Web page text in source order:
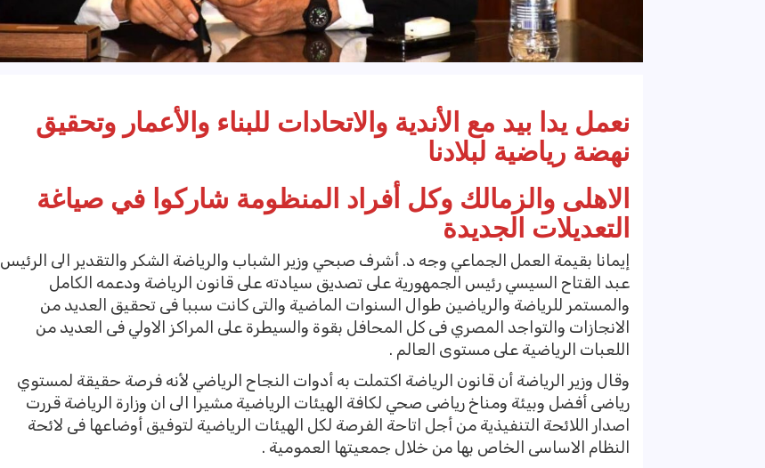
نعمل يدا بيد مع الأندية والاتحادات للبناء والأعمار وتحقيق
نهضة رياضية لبلادنا
الاهلى والزمالك وكل أفراد المنظومة شاركوا في صياغة
التعديلات الجديدة
إيمانا بقيمة العمل الجماعي وجه د. أشرف صبحي وزير الشباب والرياضة الشكر والتقدير الى الرئيس
عبد القتاح السيسي رئيس الجمهورية على تصديق سيادته على قانون الرياضة ودعمه الكامل
والمستمر للرياضة والرياضين طوال السنوات الماضية والتى كانت سببا فى تحقيق العديد من
الانجازات والتواجد المصري فى كل المحافل بقوة والسيطرة على المراكز الاولي فى العديد من
اللعبات الرياضية على مستوى العالم .
وقال وزير الرياضة أن قانون الرياضة اكتملت به أدوات النجاح الرياضي لأنه فرصة حقيقة لمستوي
رياضى أفضل وبيئة ومناخ رياضى صحي لكافة الهيئات الرياضية مشيرا الى ان وزارة الرياضة قررت
اصدار اللائحة التنفيذية من أجل اتاحة الفرصة لكل الهيئات الرياضية لتوفيق أوضاعها فى لائحة
النظام الاساسى الخاص بها من خلال جمعيتها العمومية .